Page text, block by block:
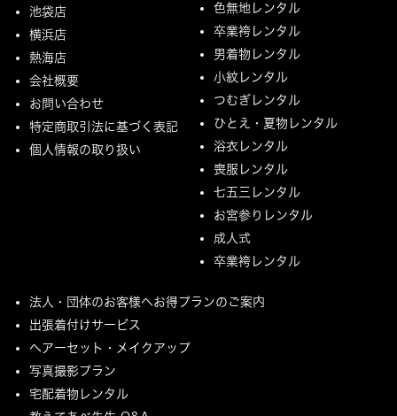
池袋店
横浜店
熱海店
会社概要
お問い合わせ
特定商取引法に基づく表記
個人情報の取り扱い
色無地レンタル
卒業袴レンタル
男着物レンタル
小紋レンタル
つむぎレンタル
ひとえ・夏物レンタル
浴衣レンタル
喪服レンタル
七五三レンタル
お宮参りレンタル
成人式
卒業袴レンタル
法人・団体のお客様へお得プランのご案内
出張着付けサービス
ヘアーセット・メイクアップ
写真撮影プラン
宅配着物レンタル